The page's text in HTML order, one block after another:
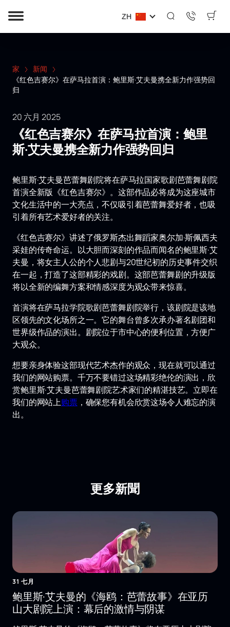
ZH
家
新闻
《红色吉赛尔》在萨马拉首演：鲍里斯·艾夫曼携全新力作强势回
归
20 六月 2025
《红色吉赛尔》在萨马拉首演：鲍里
斯·艾夫曼携全新力作强势回归
鲍里斯·艾夫曼芭蕾舞剧院将在萨马拉国家歌剧芭蕾舞剧院
首演全新版《红色吉赛尔》。这部作品必将成为这座城市
文化生活中的一大亮点，不仅吸引着芭蕾舞爱好者，也吸
引着所有艺术爱好者的关注。
《红色吉赛尔》讲述了俄罗斯杰出舞蹈家奥尔加·斯佩西夫
采娃的传奇命运。以大胆而深刻的作品而闻名的鲍里斯·艾
夫曼，将女主人公的个人悲剧与20世纪初的历史事件交织
在一起，打造了这部精彩的戏剧。这部芭蕾舞剧的升级版
将以全新的编舞方案和情感深度为观众带来惊喜。
首演将在萨马拉学院歌剧芭蕾舞剧院举行，该剧院是该地
区领先的文化场所之一。它的舞台曾多次承办著名剧团和
世界级作品的演出。剧院位于市中心的便利位置，方便广
大观众。
想要亲身体验这部现代艺术杰作的观众，现在就可以通过
我们的网站购票。千万不要错过这场精彩绝伦的演出，欣
赏鲍里斯·艾夫曼芭蕾舞剧院艺术家们的精湛技艺。立即在
我们的网站上购票，确保您有机会欣赏这场令人难忘的演
出。
更多新聞
31 七月
鲍里斯·艾夫曼的《海鸥：芭蕾故事》在亚历
山大剧院上演：幕后的激情与阴谋